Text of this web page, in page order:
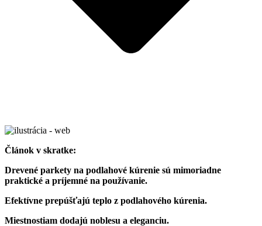
Článok v skratke:
Drevené parkety na podlahové kúrenie sú mimoriadne
praktické a príjemné na používanie.
Efektívne prepúšťajú teplo z podlahového kúrenia.
Miestnostiam dodajú noblesu a eleganciu.